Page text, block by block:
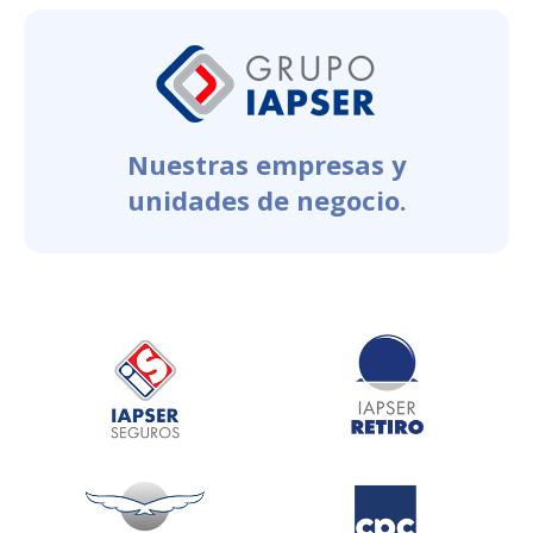
Nuestras empresas y
unidades de negocio.